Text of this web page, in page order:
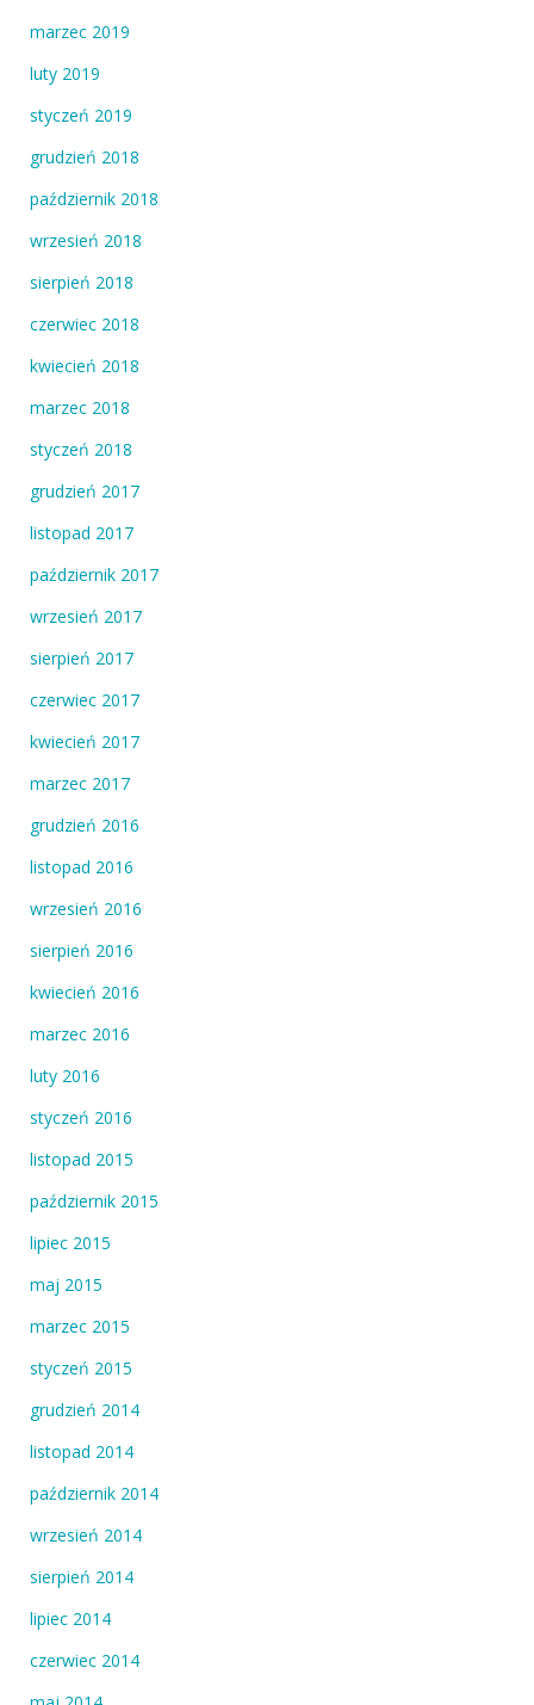
marzec 2019
luty 2019
styczeń 2019
grudzień 2018
październik 2018
wrzesień 2018
sierpień 2018
czerwiec 2018
kwiecień 2018
marzec 2018
styczeń 2018
grudzień 2017
listopad 2017
październik 2017
wrzesień 2017
sierpień 2017
czerwiec 2017
kwiecień 2017
marzec 2017
grudzień 2016
listopad 2016
wrzesień 2016
sierpień 2016
kwiecień 2016
marzec 2016
luty 2016
styczeń 2016
listopad 2015
październik 2015
lipiec 2015
maj 2015
marzec 2015
styczeń 2015
grudzień 2014
listopad 2014
październik 2014
wrzesień 2014
sierpień 2014
lipiec 2014
czerwiec 2014